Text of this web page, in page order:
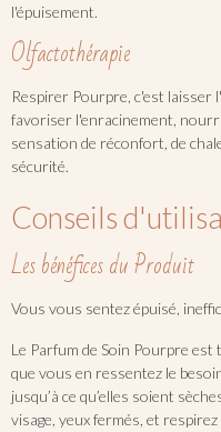
l'épuisement.
Olfactothérapie
Respirer Pourpre, c'est laisser
favoriser l'enracinement,
sensation de réconfort, de
sécurité.
Conseils
Les bénéfices du Produit
Vous vous sentez épuisé,
Le Parfum de Soin Pourpre
que vous en ressentez le
jusqu’à ce qu’elles soient
visage, yeux fermés, et